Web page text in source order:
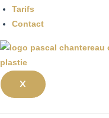
Tarifs
Contact
X